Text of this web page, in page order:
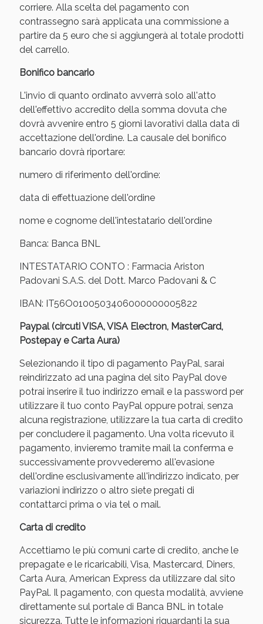
corriere. Alla scelta del pagamento con
contrassegno sarà applicata una commissione a
partire da 5 euro che si aggiungerà al totale prodotti
del carrello.
Bonifico bancario
L'invio di quanto ordinato avverrà solo all'atto
dell'effettivo accredito della somma dovuta che
dovrà avvenire entro 5 giorni lavorativi dalla data di
accettazione dell'ordine. La causale del bonifico
bancario dovrà riportare:
numero di riferimento dell'ordine:
data di effettuazione dell'ordine
nome e cognome dell'intestatario dell'ordine
Banca: Banca BNL
INTESTATARIO CONTO : Farmacia Ariston
Padovani S.A.S. del Dott. Marco Padovani & C
IBAN: IT56O0100503406000000005822
Paypal (circuti VISA, VISA Electron, MasterCard,
Postepay e Carta Aura)
Selezionando il tipo di pagamento PayPal, sarai
reindirizzato ad una pagina del sito PayPal dove
potrai inserire il tuo indirizzo email e la password per
utilizzare il tuo conto PayPal oppure potrai, senza
alcuna registrazione, utilizzare la tua carta di credito
per concludere il pagamento. Una volta ricevuto il
pagamento, invieremo tramite mail la conferma e
successivamente provvederemo all'evasione
dell'ordine esclusivamente all'indirizzo indicato, per
variazioni indirizzo o altro siete pregati di
contattarci prima o via tel o mail.
Carta di credito
Accettiamo le più comuni carte di credito, anche le
prepagate e le ricaricabili, Visa, Mastercard, Diners,
Carta Aura, American Express da utilizzare dal sito
PayPal. Il pagamento, con questa modalità, avviene
direttamente sul portale di Banca BNL in totale
sicurezza. Tutte le informazioni riguardanti la sua
Sconto fino al 55% disponibile oggi!
Vie Urinarie e Prostata: Sconti fino al 45% oggi!
Benessere Intestinale: Sconto fino al 55% valido